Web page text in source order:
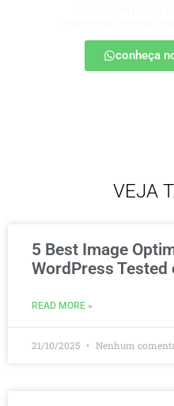
conheça
VEJA
5 Best Image
WordPress Tested
READ MORE »
21/10/2025 Nenhum